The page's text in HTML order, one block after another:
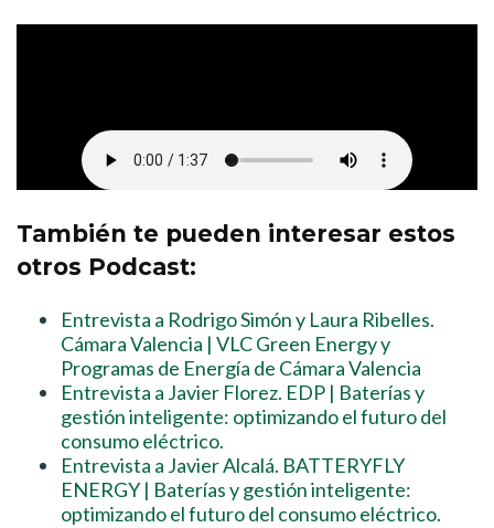
También te pueden interesar estos
otros Podcast:
Entrevista a Rodrigo Simón y Laura Ribelles.
Cámara Valencia | VLC Green Energy y
Programas de Energía de Cámara Valencia
Entrevista a Javier Florez. EDP | Baterías y
gestión inteligente: optimizando el futuro del
consumo eléctrico.
Entrevista a Javier Alcalá. BATTERYFLY
ENERGY | Baterías y gestión inteligente:
optimizando el futuro del consumo eléctrico.